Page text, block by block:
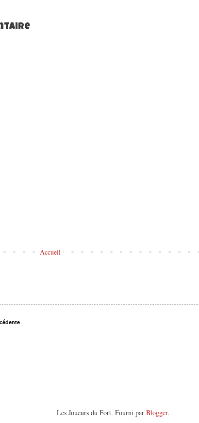
Accueil
Les Joueurs du Fort. Fourni par Blogger.